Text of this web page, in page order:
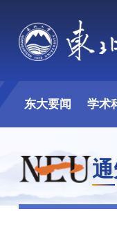
东大要闻 学术